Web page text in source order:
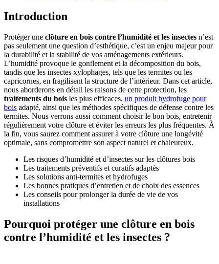
Introduction
Protéger une clôture en bois contre l’humidité et les insectes n’est
pas seulement une question d’esthétique, c’est un enjeu majeur pour
la durabilité et la stabilité de vos aménagements extérieurs.
L’humidité provoque le gonflement et la décomposition du bois,
tandis que les insectes xylophages, tels que les termites ou les
capricornes, en fragilisent la structure de l’intérieur. Dans cet article,
nous aborderons en détail les raisons de cette protection, les
traitements du bois les plus efficaces, un produit hydrofuge pour
bois adapté, ainsi que les méthodes spécifiques de défense contre les
termites. Nous verrons aussi comment choisir le bon bois, entretenir
régulièrement votre clôture et éviter les erreurs les plus fréquentes. À
la fin, vous saurez comment assurer à votre clôture une longévité
optimale, sans compromettre son aspect naturel et chaleureux.
Les risques d’humidité et d’insectes sur les clôtures bois
Les traitements préventifs et curatifs adaptés
Les solutions anti-termites et hydrofuges
Les bonnes pratiques d’entretien et de choix des essences
Les conseils pour prolonger la durée de vie de vos
installations
Pourquoi protéger une clôture en bois
contre l’humidité et les insectes ?